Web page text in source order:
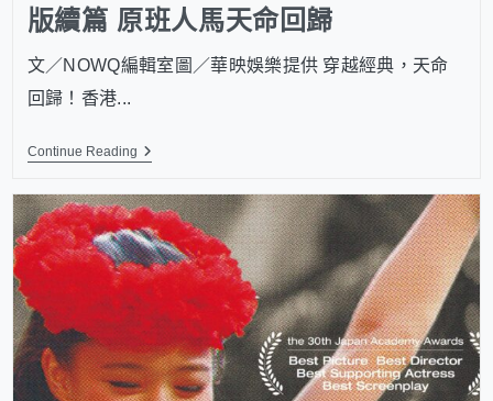
版續篇 原班人馬天命回歸
文／NOWQ編輯室圖／華映娛樂提供 穿越經典，天命
回歸！香港...
Continue Reading